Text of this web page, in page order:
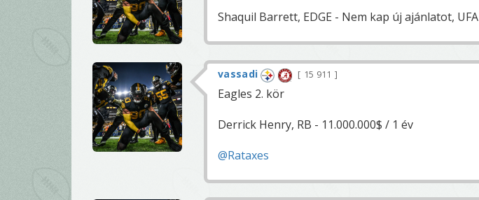
Shaquil Barrett, EDGE - Nem kap új ajánlatot, UFA
vassadi 15 911
Eagles 2. kör
Derrick Henry, RB - 11.000.000$ / 1 év
@Rataxes